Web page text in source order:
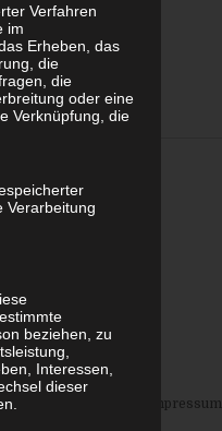
Impressum
Verfahren
im
Erheben, das
die
die
oder eine
Verknüpfung, die
Verarbeitung
beziehen, zu
Interessen,
dieser